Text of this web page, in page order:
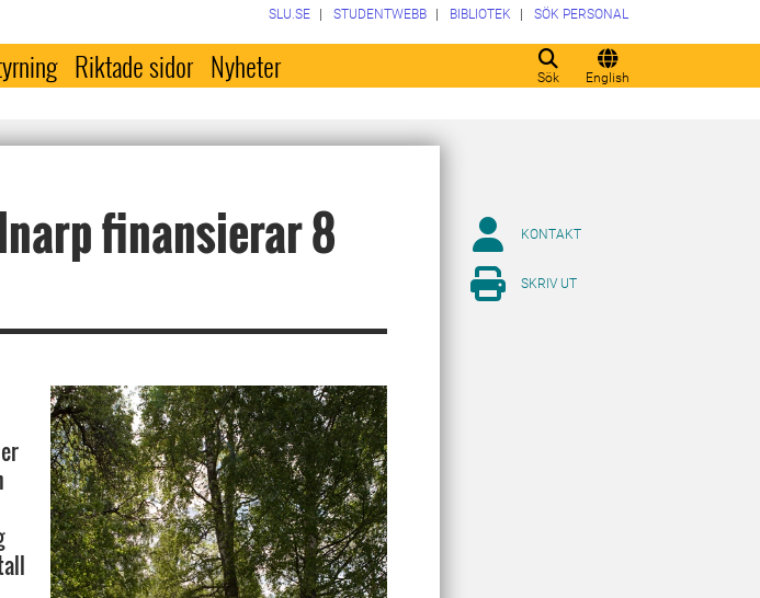
Sök English
SLU.SE STUDENTWEBB BIBLIOTEK SÖK PERSONAL
Riktade sidor Nyheter
finansierar 8
KONTAKT
SKRIV UT